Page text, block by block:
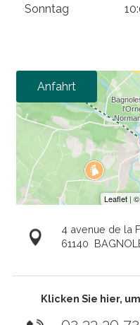
Sonntag
Anfahrt
4 avenue de la
61140
Klicken Sie hier,